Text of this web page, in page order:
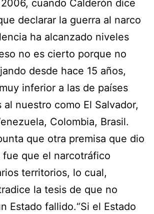
cuando Calderón dice
declarar la guerra al narco
ha alcanzado niveles
no es cierto porque no
desde hace 15 años,
inferior a las de países
al nuestro como El Salvador,
Colombia, Brasil.
que otra premisa que dio
fue que el narcotráfico
territorios, lo cual,
la tesis de que no
Estado fallido.“Si el Estado